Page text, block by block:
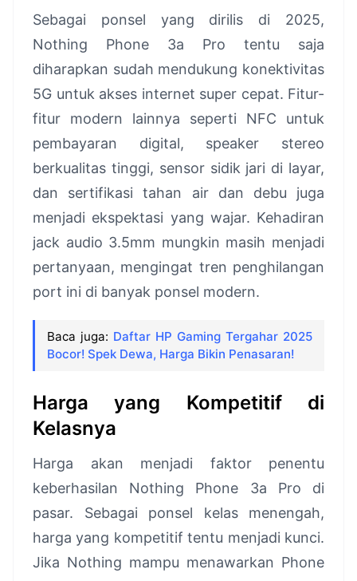
Sebagai ponsel yang dirilis di 2025,
Nothing Phone 3a Pro tentu saja
diharapkan sudah mendukung konektivitas
5G untuk akses internet super cepat. Fitur-
fitur modern lainnya seperti NFC untuk
pembayaran digital, speaker stereo
berkualitas tinggi, sensor sidik jari di layar,
dan sertifikasi tahan air dan debu juga
menjadi ekspektasi yang wajar. Kehadiran
jack audio 3.5mm mungkin masih menjadi
pertanyaan, mengingat tren penghilangan
port ini di banyak ponsel modern.
Baca juga: Daftar HP Gaming Tergahar 2025
Bocor! Spek Dewa, Harga Bikin Penasaran!
Harga yang Kompetitif di
Kelasnya
Harga akan menjadi faktor penentu
keberhasilan Nothing Phone 3a Pro di
pasar. Sebagai ponsel kelas menengah,
harga yang kompetitif tentu menjadi kunci.
Jika Nothing mampu menawarkan Phone